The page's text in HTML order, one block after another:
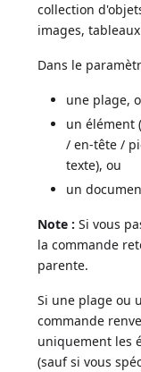
collection
images,
Dans le
une plage,
un élément
/ en-tête /
texte), ou
un
Note : Si vous
la commande
parente.
Si une plage ou
commande
uniquement les
(sauf si vous